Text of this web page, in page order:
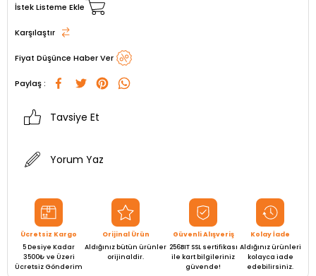
İstek Listeme Ekle
Karşılaştır
Fiyat Düşünce Haber Ver
Paylaş :
Tavsiye Et
Yorum Yaz
Ücretsiz Kargo
5 Desiye Kadar
3500₺ ve Üzeri
Ücretsiz Gönderim
Orijinal Ürün
Aldığınız bütün ürünler
orijinaldir.
Güvenli Alışveriş
256BIT SSL sertifikası
ile kart bilgileriniz
güvende!
Kolay İade
Aldığınız ürünleri
kolayca iade
edebilirsiniz.